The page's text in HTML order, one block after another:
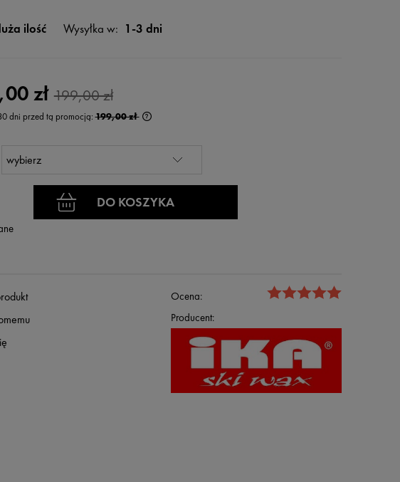
ilość Wysyłka w: 1-3 dni
zł 199,00 zł
dni przed tą promocją:199,00 zł
jest najniższa cena od momentu,
DO KOSZYKA
Ocena:
Producent: